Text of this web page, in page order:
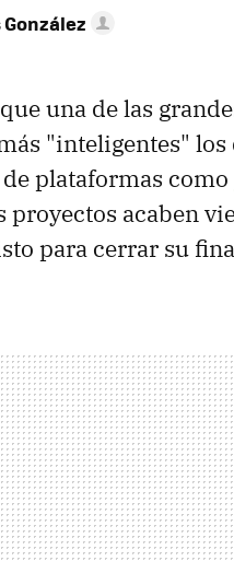
una de las
"inteligentes"
plataformas como
proyectos acaben
para cerrar su